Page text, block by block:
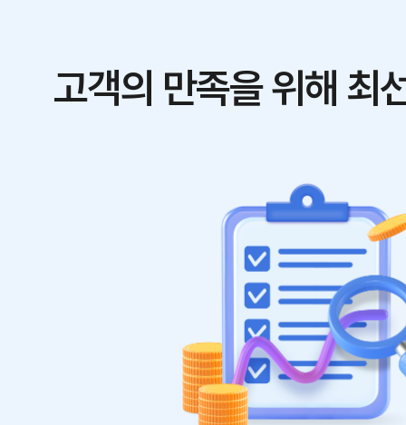
고객의 만족을 위해 최